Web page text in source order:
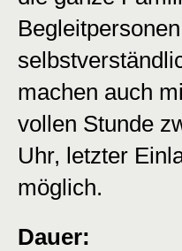
machen auch
vollen Stunde
Uhr, letzter
möglich.
Dauer: